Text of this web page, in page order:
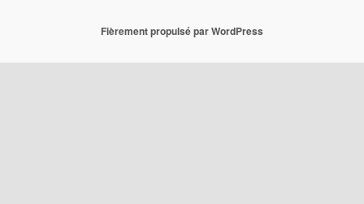
Fièrement propulsé par WordPress